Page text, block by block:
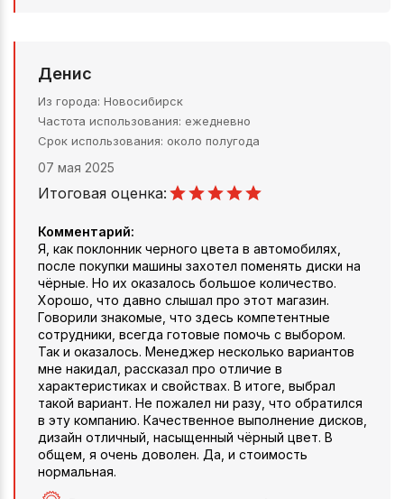
Денис
Из города Новосибирск
Частота использования ежедневно
Срок использования около полугода
07 мая 2025
Итоговая оценка:
Комментарий:
Я, как поклонник черного цвета в автомобилях,
после покупки машины захотел поменять диски на
чёрные. Но их оказалось большое количество.
Хорошо, что давно слышал про этот магазин.
Говорили знакомые, что здесь компетентные
сотрудники, всегда готовые помочь с выбором.
Так и оказалось. Менеджер несколько вариантов
мне накидал, рассказал про отличие в
характеристиках и свойствах. В итоге, выбрал
такой вариант. Не пожалел ни разу, что обратился
в эту компанию. Качественное выполнение дисков,
дизайн отличный, насыщенный чёрный цвет. В
общем, я очень доволен. Да, и стоимость
нормальная.